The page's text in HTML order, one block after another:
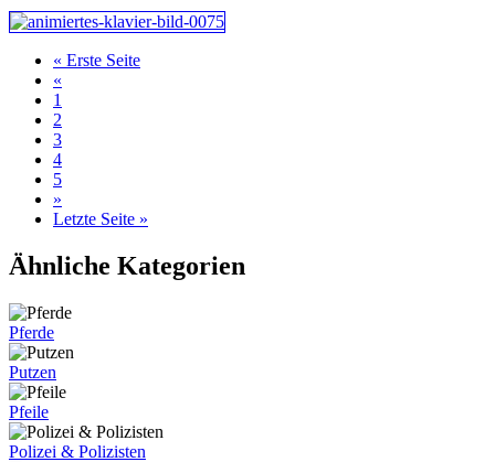
« Erste Seite
«
1
2
3
4
5
»
Letzte Seite »
Ähnliche Kategorien
Pferde
Putzen
Pfeile
Polizei & Polizisten